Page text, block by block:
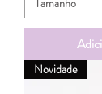
Novidade